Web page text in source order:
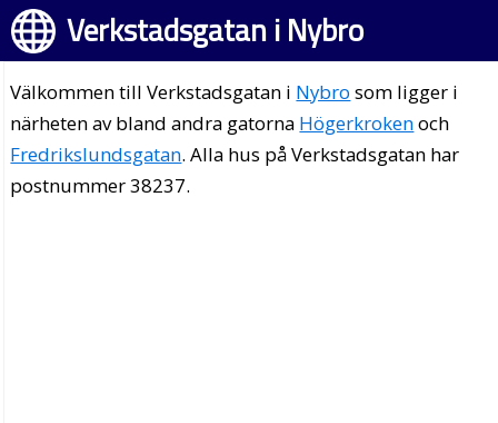
Verkstadsgatan i Nybro
Välkommen till Verkstadsgatan i Nybro som ligger i
närheten av bland andra gatorna Högerkrokenoch
Fredrikslundsgatan. Alla hus på Verkstadsgatan har
postnummer 38237.